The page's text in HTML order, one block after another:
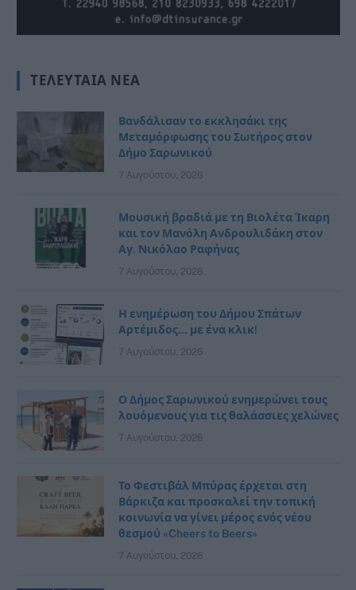
ΤΕΛΕΥΤΑΊΑ ΝΈΑ
Βανδάλισαν το εκκλησάκι της
Μεταμόρφωσης του Σωτήρος στον
Δήμο Σαρωνικού
7 Αυγούστου, 2026
Μουσική βραδιά με τη Βιολέτα Ίκαρη
και τον Μανόλη Ανδρουλιδάκη στον
Αγ. Νικόλαο Ραφήνας
7 Αυγούστου, 2026
Η ενημέρωση του Δήμου Σπάτων
Αρτέμιδος… με ένα κλικ!
7 Αυγούστου, 2026
Ο Δήμος Σαρωνικού ενημερώνει τους
λουόμενους για τις θαλάσσιες χελώνες
7 Αυγούστου, 2026
Το Φεστιβάλ Μπύρας έρχεται στη
Βάρκιζα και προσκαλεί την τοπική
κοινωνία να γίνει μέρος ενός νέου
θεσμού «Cheers to Beers»
7 Αυγούστου, 2026